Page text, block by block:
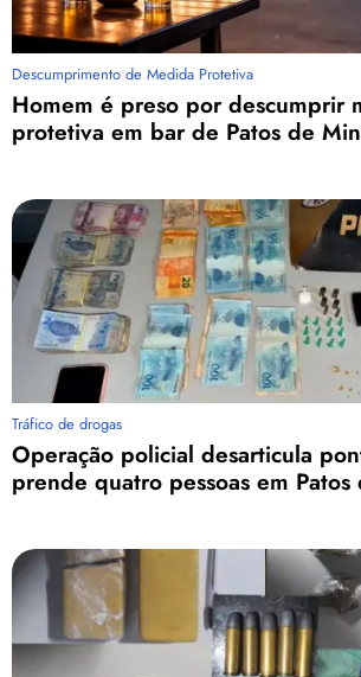
Descumprimento de Medida Protetiva
Homem é preso por descumprir
protetiva em bar de Patos de
Tráfico de drogas
Operação policial desarticula
prende quatro pessoas em Patos